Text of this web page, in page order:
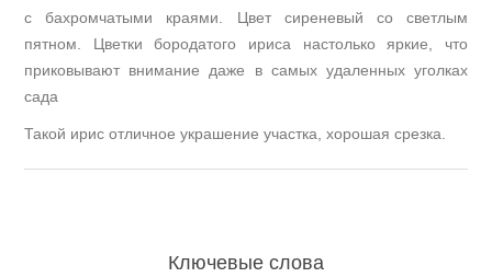
с бахромчатыми краями. Цветсиреневый со светлым
пятном. Цветки бородатого ириса настолько яркие, что
приковывают внимание даже в самых удаленных уголках
сада
Такой ирис отличное украшение участка, хорошая срезка.
Ключевые слова